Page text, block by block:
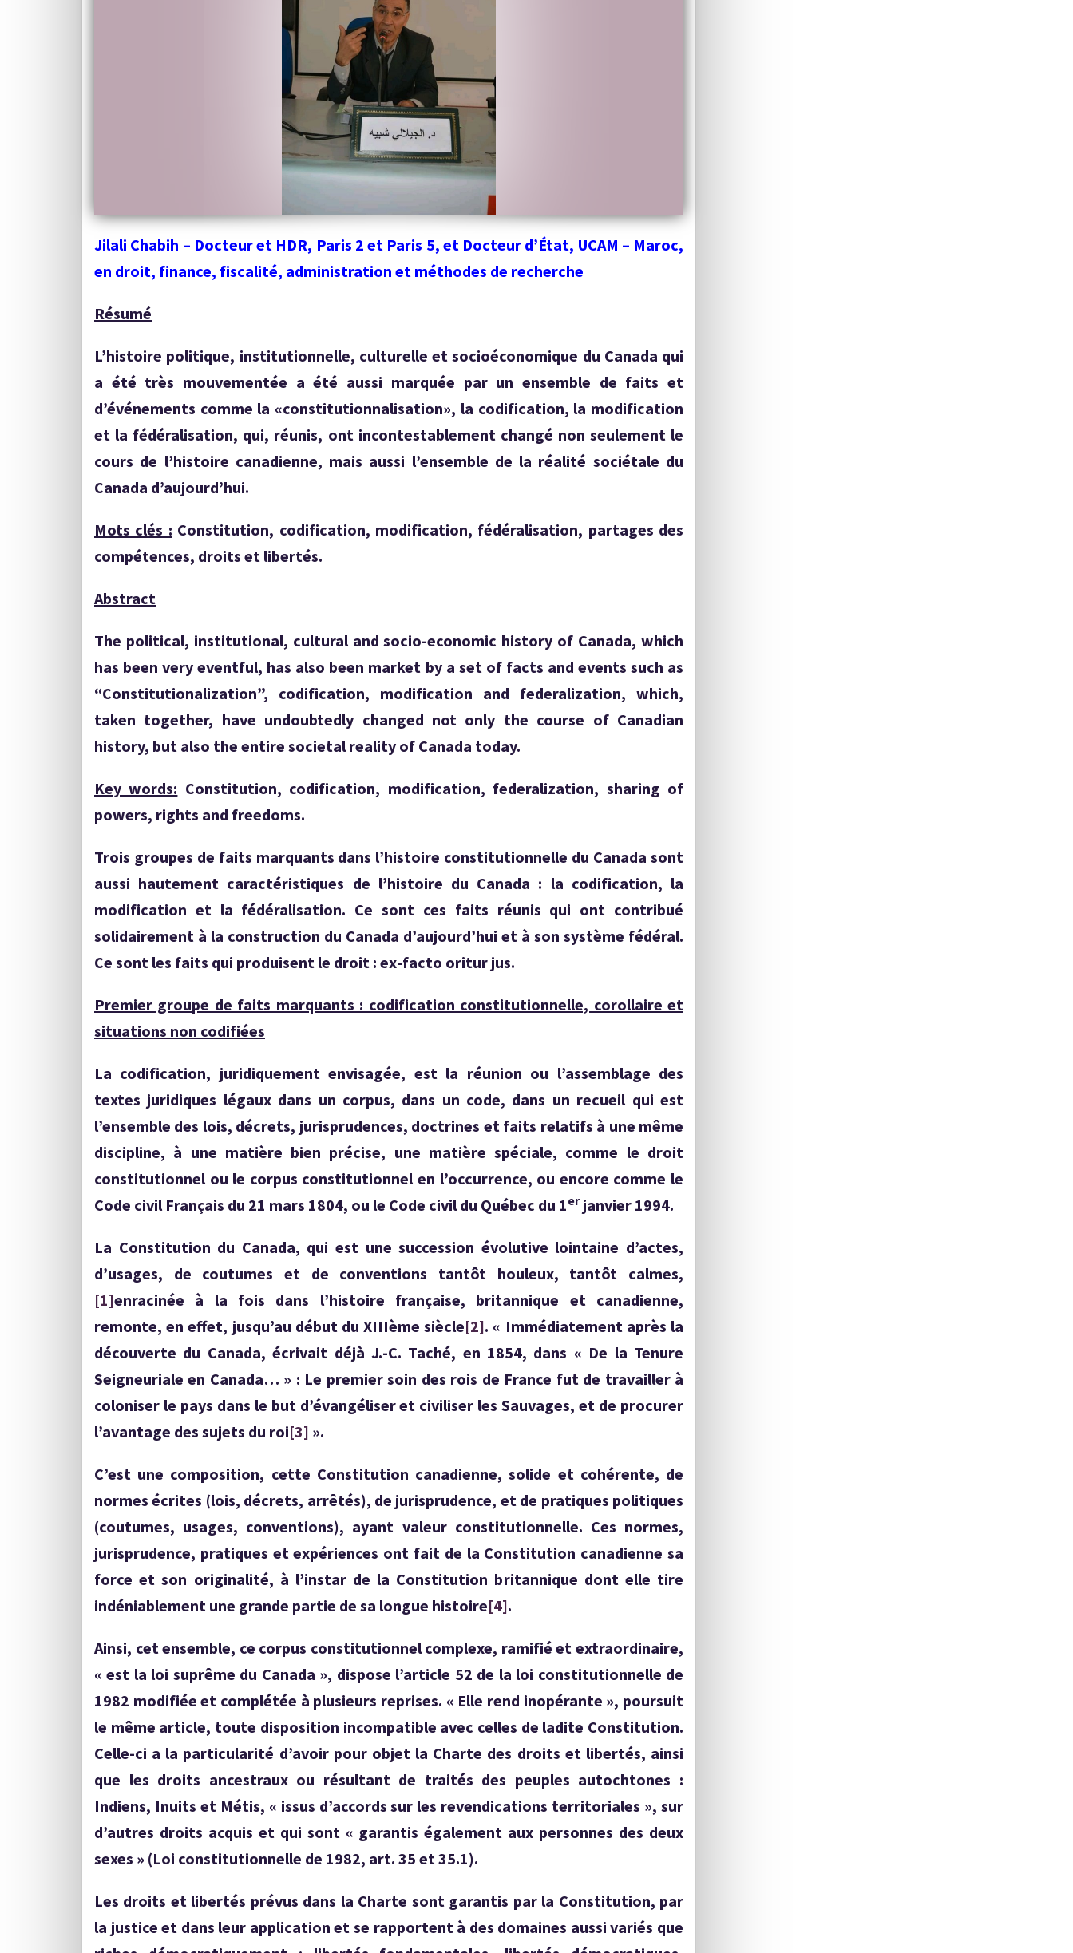
Jilali Chabih – Docteur et HDR, Paris 2 et Paris 5, et Docteur d’État, UCAM – Maroc,
en droit, finance, fiscalité, administration et méthodes de recherche
Résumé
L’histoire politique, institutionnelle, culturelle et socioéconomique du Canada qui
a été très mouvementée a été aussi marquée par un ensemble de faits et
d’événements comme la «constitutionnalisation», la codification, la modification
et la fédéralisation, qui, réunis, ont incontestablement changé non seulement le
cours de l’histoire canadienne, mais aussi l’ensemble de la réalité sociétale du
Canada d’aujourd’hui.
Mots clés : Constitution, codification, modification, fédéralisation, partages des
compétences, droits et libertés.
Abstract
The political, institutional, cultural and socio-economic history of Canada, which
has been very eventful, has also been market by a set of facts and events such as
“Constitutionalization”, codification, modification and federalization, which,
taken together, have undoubtedly changed not only the course of Canadian
history, but also the entire societal reality of Canada today.
Key words: Constitution, codification, modification, federalization, sharing of
powers, rights and freedoms.
Trois groupes de faits marquants dans l’histoire constitutionnelle du Canada sont
aussi hautement caractéristiques de l’histoire du Canada : la codification, la
modification et la fédéralisation. Ce sont ces faits réunis qui ont contribué
solidairement à la construction du Canada d’aujourd’hui et à son système fédéral.
Ce sont les faits qui produisent le droit : ex-facto oritur jus.
Premier groupe de faits marquants : codification constitutionnelle, corollaire et
situations non codifiées
La codification, juridiquement envisagée, est la réunion ou l’assemblage des
textes juridiques légaux dans un corpus, dans un code, dans un recueil qui est
l’ensemble des lois, décrets, jurisprudences, doctrines et faits relatifs à une même
discipline, à une matière bien précise, une matière spéciale, comme le droit
constitutionnel ou le corpus constitutionnel en l’occurrence, ou encore comme le
Code civil Français du 21 mars 1804, ou le Code civil du Québec du 1er janvier 1994.
La Constitution du Canada, qui est une succession évolutive lointaine d’actes,
d’usages, de coutumes et de conventions tantôt houleux, tantôt calmes,
[1]enracinée à la fois dans l’histoire française, britannique et canadienne,
remonte, en effet, jusqu’au début du XIIIème siècle[2]. « Immédiatement après la
découverte du Canada, écrivait déjà J.-C. Taché, en 1854, dans « De la Tenure
Seigneuriale en Canada… » : Le premier soin des rois de France fut de travailler à
coloniser le pays dans le but d’évangéliser et civiliser les Sauvages, et de procurer
l’avantage des sujets du roi[3] ».
C’est une composition, cette Constitution canadienne, solide et cohérente, de
normes écrites (lois, décrets, arrêtés), de jurisprudence, et de pratiques politiques
(coutumes, usages, conventions), ayant valeur constitutionnelle. Ces normes,
jurisprudence, pratiques et expériences ont fait de la Constitution canadienne sa
force et son originalité, à l’instar de la Constitution britannique dont elle tire
indéniablement une grande partie de sa longue histoire[4].
Ainsi, cet ensemble, ce corpus constitutionnel complexe, ramifié et extraordinaire,
« est la loi suprême du Canada », dispose l’article 52 de la loi constitutionnelle de
1982 modifiée et complétée à plusieurs reprises. « Elle rend inopérante », poursuit
le même article, toute disposition incompatible avec celles de ladite Constitution.
Celle-ci a la particularité d’avoir pour objet la Charte des droits et libertés, ainsi
que les droits ancestraux ou résultant de traités des peuples autochtones :
Indiens, Inuits et Métis, « issus d’accords sur les revendications territoriales », sur
d’autres droits acquis et qui sont « garantis également aux personnes des deux
sexes » (Loi constitutionnelle de 1982, art. 35 et 35.1).
Les droits et libertés prévus dans la Charte sont garantis par la Constitution, par
la justice et dans leur application et se rapportent à des domaines aussi variés que